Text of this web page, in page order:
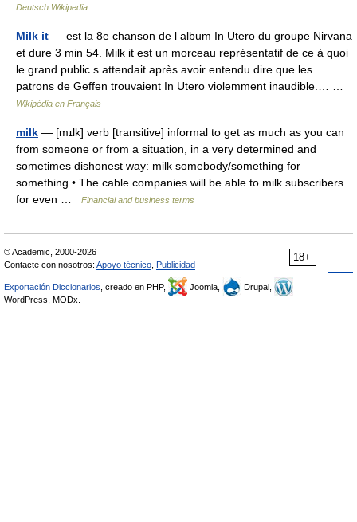
Deutsch Wikipedia
Milk it — est la 8e chanson de l album In Utero du groupe Nirvana
et dure 3 min 54. Milk it est un morceau représentatif de ce à quoi
le grand public s attendait après avoir entendu dire que les
patrons de Geffen trouvaient In Utero violemment inaudible.… …
Wikipédia en Français
milk — [mɪlk] verb [transitive] informal to get as much as you can
from someone or from a situation, in a very determined and
sometimes dishonest way: milk somebody/​something for
something • The cable companies will be able to milk subscribers
for even …
Financial and business terms
18+
© Academic, 2000-2026
Contacte con nosotros: Apoyo técnico Publicidad
Exportación Diccionarios , creado en PHP, Joomla,
Drupal,
WordPress, MODx.